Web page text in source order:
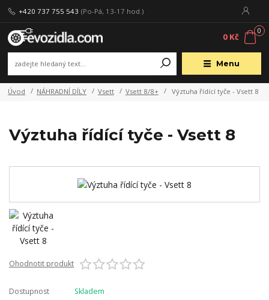
Menu
+420 737 755 543 (Po-Pá, 13-17 hod.)
0
0 Kč
Úvod NÁHRADNÍ DÍLY Vsett Vsett 8/8+ Výztuha řídící tyče - Vsett 8
Výztuha řídící tyče - Vsett 8
Ohodnotit produkt
Dostupnost Skladem